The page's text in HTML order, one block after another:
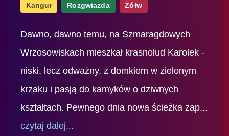
Kangur Rozgwiazda Żółw
Dawno, dawno temu, na Szmaragdowych
Wrzosowiskach mieszkał krasnolud Karolek -
niski, lecz odważny, z domkiem w zielonym
krzaku i pasją do kamyków o dziwnych
kształtach. Pewnego dnia nowa ścieżka zap...
czytaj dalej...